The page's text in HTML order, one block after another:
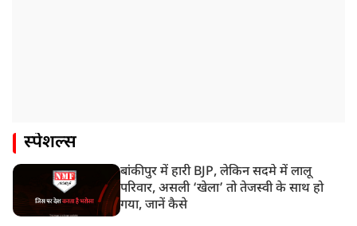
स्पेशल्स
बांकीपुर में हारी BJP, लेकिन सदमे में लालू
परिवार, असली ‘खेला’ तो तेजस्वी के साथ हो
गया, जानें कैसे